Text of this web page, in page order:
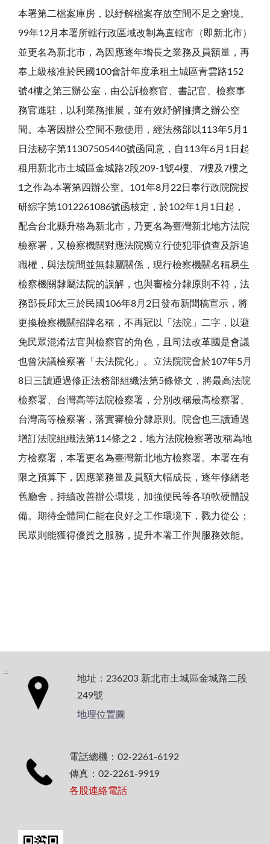
本署第二檔案庫房，以紓解檔案存放空間不足之窘境。
99年12月本署所轄行政區域改制為直轄市（即新北市）
並更名為新北市，為因應逐年增長之業務及員額量，再
奉上級核准於民國100會計年度承租土城區青雲路152
號4樓之第三辦公室，由公訴檢察官、書記官、檢察事
務官進駐，以利業務推展，並有效紓解擁擠之辦公空
間。本署因辦公空間不敷使用，經法務部以113年5月1
日法秘字第11307505440號函同意，自113年6月1日起
租用新北市土城區金城路2段209-1號4樓、7樓及7樓之
1之作為本署第四辦公室。101年8月22日奉行政院院授
研綜字第1012261086號函核定，於102年1月1日起，
配合台北縣升格為新北市，乃更名為臺灣新北地方法院
檢察署，又檢察機關對應法院獨立行使犯罪偵查及訴追
職權，與法院間並無隸屬關係，現行檢察機關名稱易生
檢察機關隸屬法院的誤解，也與審檢分隸原則不符，法
務部長邱太三於民國106年8月2日發布新聞稿宣示，將
更換檢察機關招牌名稱，不再冠以「法院」二字，以避
免民眾混淆法官與檢察官的角色，且司法改革國是會議
也曾決議檢察署「去法院化」。立法院院會於107年5月
8日三讀通過修正法務部組織法第5條條文，將最高法院
檢察署、台灣高等法院檢察署，分別改稱最高檢察署、
台灣高等檢察署，落實審檢分隸原則。院會也三讀通過
增訂法院組織法第114條之2，地方法院檢察署改稱為地
方檢察署，本署更名為臺灣新北地方檢察署。本署在有
限之預算下，因應業務量及員額大幅成長，逐年修繕老
舊廳舍，持續改善辦公環境，加強便民等各項軟硬體設
備。期待全體同仁能在良好之工作環境下，戮力從公；
民眾則能獲得優質之服務，提升本署工作與服務效能。
:::
地址：236203 新北市土城區金城路二段
249號
地理位置圖
電話總機：02-2261-6192
傳真：02-2261-9919
各股連絡電話